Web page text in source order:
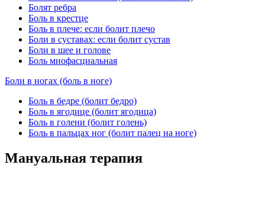
Болят ребра
Боль в крестце
Боль в плече: если болит плечо
Боли в суставах: если болит сустав
Боли в шее и голове
Боль миофасциальная
Боли в ногах (боль в ноге)
Боль в бедре (болит бедро)
Боль в ягодице (болит ягодица)
Боль в голени (болит голень)
Боль в пальцах ног (болит палец на ноге)
Мануальная терапия